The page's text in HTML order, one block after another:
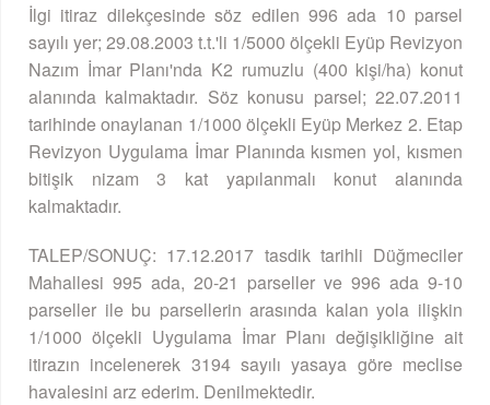
İlgi itiraz dilekçesinde söz edilen 996 ada 10 parsel
sayılı yer; 29.08.2003 t.t.'li 1/5000 ölçekli Eyüp Revizyon
Nazım İmar Planı'nda K2 rumuzlu (400 kişi/ha) konut
alanında kalmaktadır. Söz konusu parsel; 22.07.2011
tarihinde onaylanan 1/1000 ölçekli Eyüp Merkez 2. Etap
Revizyon Uygulama İmar Planında kısmen yol, kısmen
bitişik nizam 3 kat yapılanmalı konut alanında
kalmaktadır.
TALEP/SONUÇ: 17.12.2017 tasdik tarihli Düğmeciler
Mahallesi 995 ada, 20-21 parseller ve 996 ada 9-10
parseller ile bu parsellerin arasında kalan yola ilişkin
1/1000 ölçekli Uygulama İmar Planı değişikliğine ait
itirazın incelenerek 3194 sayılı yasaya göre meclise
havalesini arz ederim. Denilmektedir.